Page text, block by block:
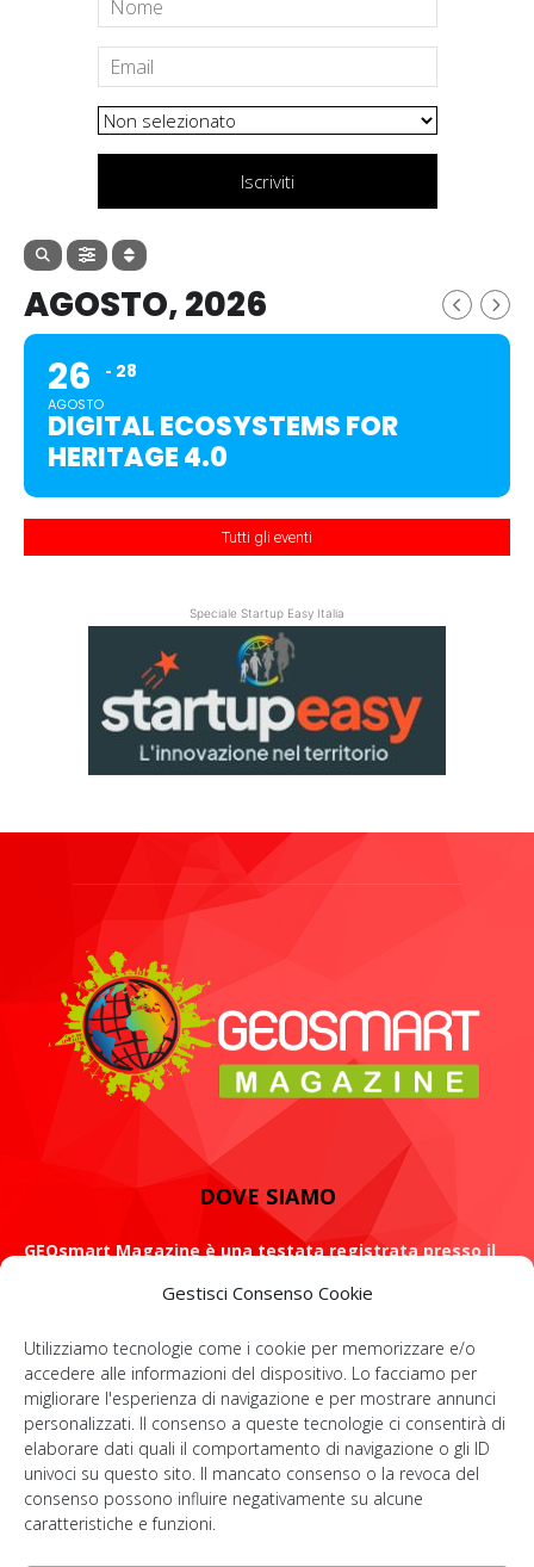
Gestisci Consenso Cookie
Utilizziamo tecnologie come i cookie per memorizzare e/o
accedere alle informazioni del dispositivo. Lo facciamo per
migliorare l'esperienza di navigazione e per mostrare annunci
personalizzati. Il consenso a queste tecnologie ci consentirà di
elaborare dati quali il comportamento di navigazione o gli ID
univoci su questo sito. Il mancato consenso o la revoca del
consenso possono influire negativamente su alcune
caratteristiche e funzioni.
Iscriviti
AGOSTO, 2026
26
AGOSTO
28
DIGITAL ECOSYSTEMS FOR
HERITAGE 4.0
Tutti gli eventi
Speciale Startup Easy Italia
DOVE SIAMO
GEOsmart Magazine è una testata registrata presso il
ROMA: Via Casilina 98, 00182
Contattaci:info@geosmartmagazine.it
SOCIAL